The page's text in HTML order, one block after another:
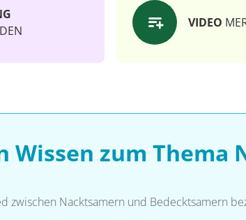
VIDEO
Wissen zum
zwischen Nacktsamern und Bedecktsamern